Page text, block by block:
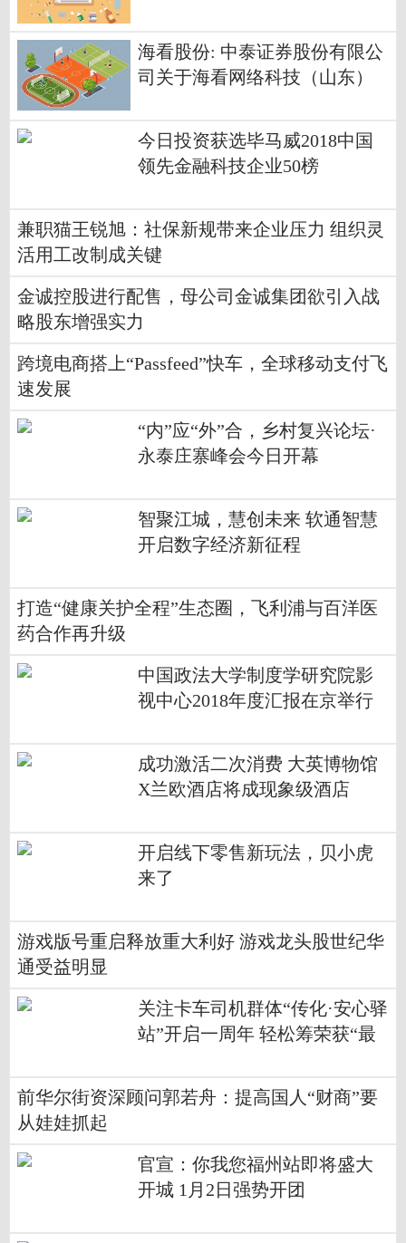
海看股份: 中泰证券股份有限公
司关于海看网络科技（山东）
金投资项目计划进度并使用超
募资金追加投入的核查意见内
容摘要
今日投资获选毕马威2018中国
领先金融科技企业50榜
兼职猫王锐旭：社保新规带来企业压力 组织灵
活用工改制成关键
金诚控股进行配售，母公司金诚集团欲引入战
略股东增强实力
跨境电商搭上“Passfeed”快车，全球移动支付飞
速发展
“内”应“外”合，乡村复兴论坛·
永泰庄寨峰会今日开幕
智聚江城，慧创未来 软通智慧
开启数字经济新征程
打造“健康关护全程”生态圈，飞利浦与百洋医
药合作再升级
中国政法大学制度学研究院影
视中心2018年度汇报在京举行
成功激活二次消费 大英博物馆
X兰欧酒店将成现象级酒店
开启线下零售新玩法，贝小虎
来了
游戏版号重启释放重大利好 游戏龙头股世纪华
通受益明显
关注卡车司机群体“传化·安心驿
站”开启一周年 轻松筹荣获“最
前华尔街资深顾问郭若舟：提高国人“财商”要
从娃娃抓起
官宣：你我您福州站即将盛大
开城 1月2日强势开团